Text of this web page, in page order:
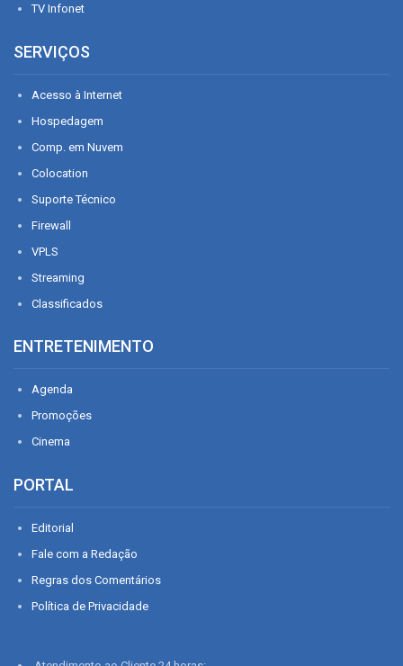
TV Infonet
SERVIÇOS
Acesso à Internet
Hospedagem
Comp. em Nuvem
Colocation
Suporte Técnico
Firewall
VPLS
Streaming
Classificados
ENTRETENIMENTO
Agenda
Promoções
Cinema
PORTAL
Editorial
Fale com a Redação
Regras dos Comentários
Política de Privacidade